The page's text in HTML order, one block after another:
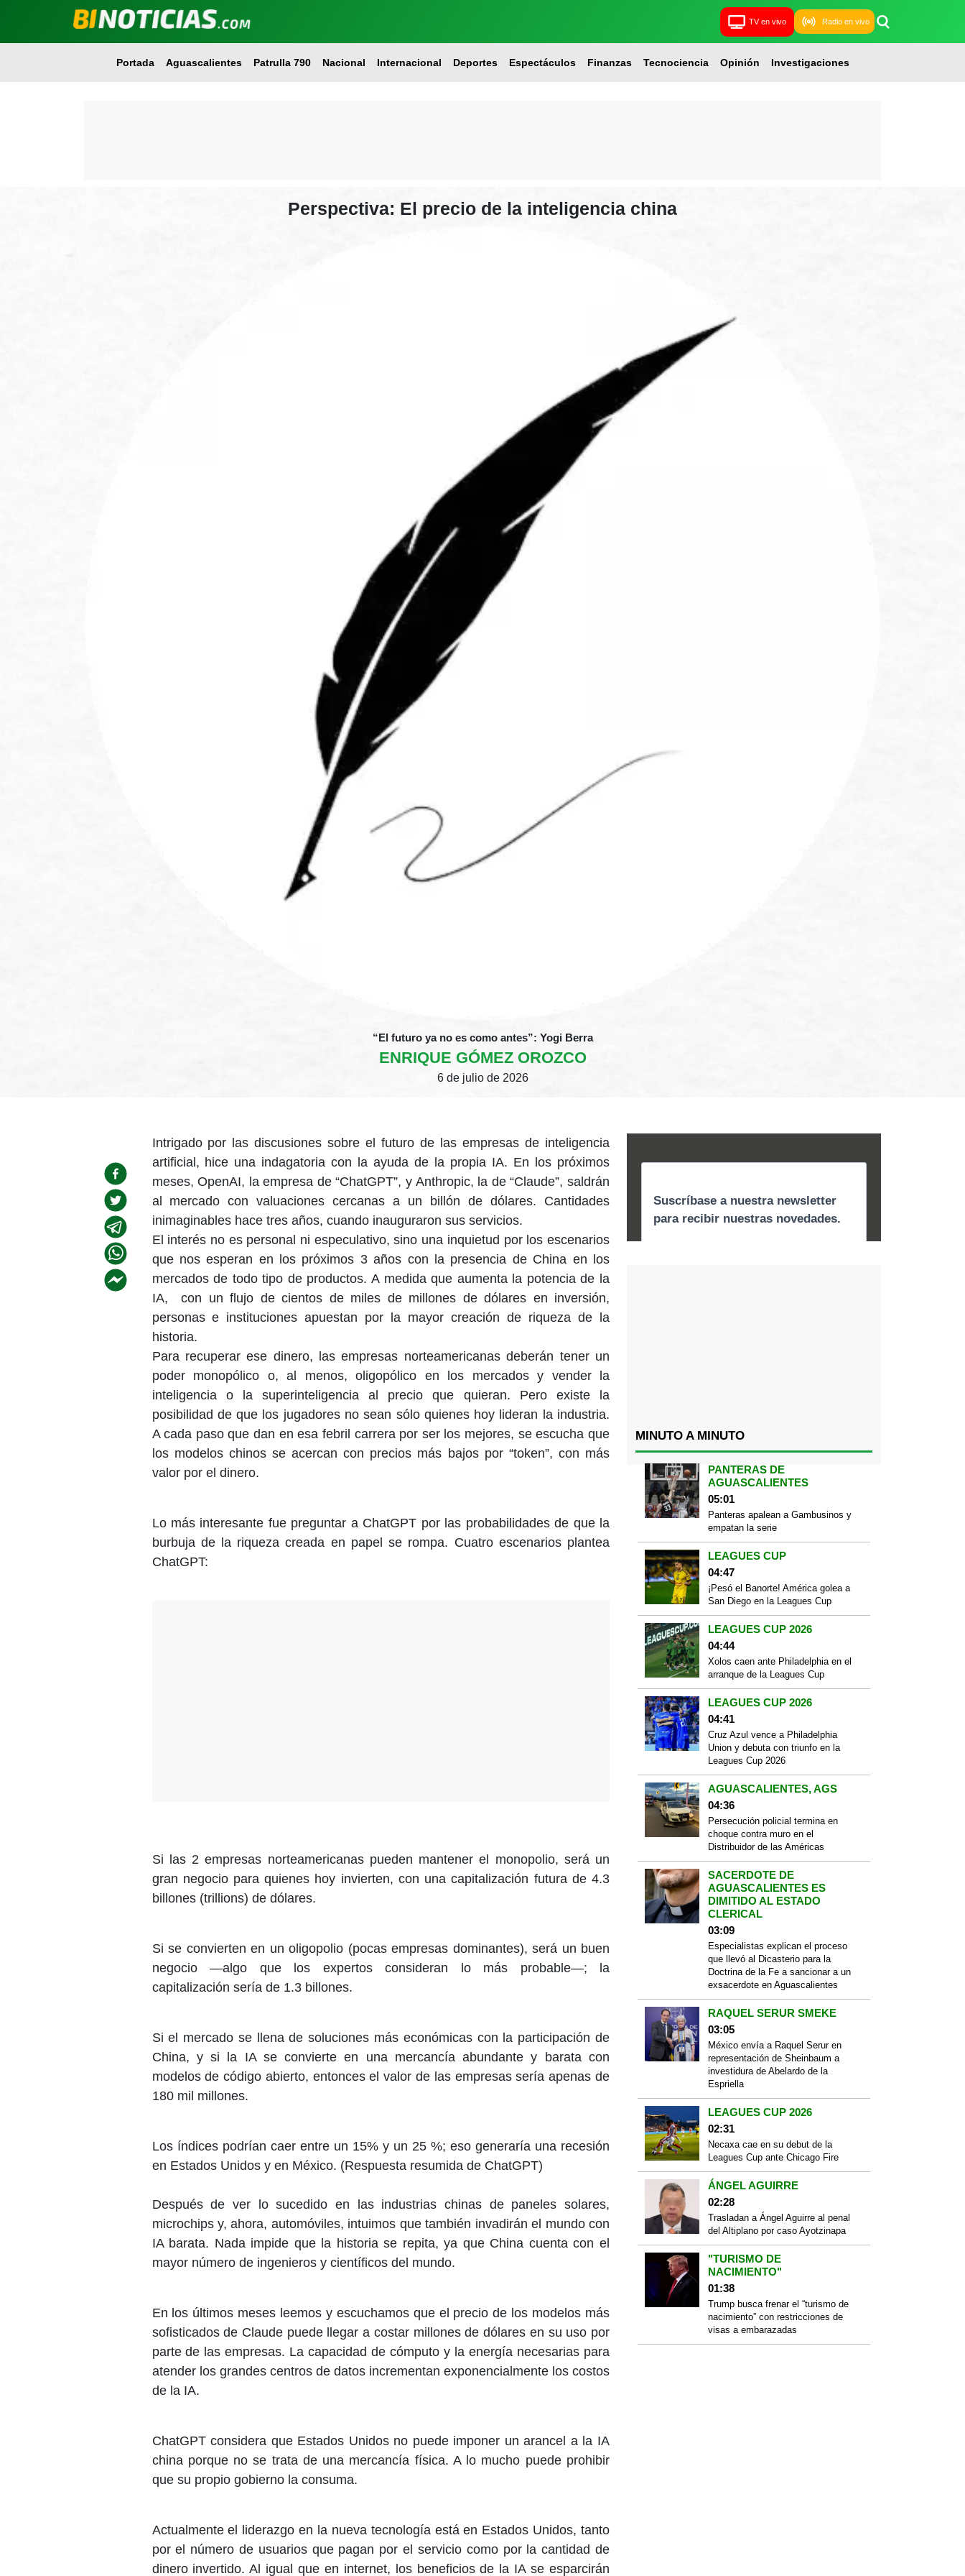
TV en vivo Radio en vivo
Portada Aguascalientes Patrulla 790 Nacional Internacional Deportes Espectáculos Finanzas Tecnociencia Opinión Investigaciones
Perspectiva: El precio de la inteligencia china
“El futuro ya no es como antes”: Yogi Berra
ENRIQUE GÓMEZ OROZCO
6 de julio de 2026
Intrigado por las discusiones sobre el futuro de las empresas de inteligencia
artificial, hice una indagatoria con la ayuda de la propia IA. En los próximos
meses, OpenAI, la empresa de “ChatGPT”, y Anthropic, la de “Claude”, saldrán
al mercado con valuaciones cercanas a un billón de dólares. Cantidades
inimaginables hace tres años, cuando inauguraron sus servicios.
El interés no es personal ni especulativo, sino una inquietud por los escenarios
que nos esperan en los próximos 3 años con la presencia de China en los
mercados de todo tipo de productos. A medida que aumenta la potencia de la
IA, con un flujo de cientos de miles de millones de dólares en inversión,
personas e instituciones apuestan por la mayor creación de riqueza de la
historia.
Para recuperar ese dinero, las empresas norteamericanas deberán tener un
poder monopólico o, al menos, oligopólico en los mercados y vender la
inteligencia o la superinteligencia al precio que quieran. Pero existe la
posibilidad de que los jugadores no sean sólo quienes hoy lideran la industria.
A cada paso que dan en esa febril carrera por ser los mejores, se escucha que
los modelos chinos se acercan con precios más bajos por “token”, con más
valor por el dinero.
Lo más interesante fue preguntar a ChatGPT por las probabilidades de que la
burbuja de la riqueza creada en papel se rompa. Cuatro escenarios plantea
ChatGPT:
Si las 2 empresas norteamericanas pueden mantener el monopolio, será un
gran negocio para quienes hoy invierten, con una capitalización futura de 4.3
billones (trillions) de dólares.
Si se convierten en un oligopolio (pocas empresas dominantes), será un buen
negocio —algo que los expertos consideran lo más probable—; la
capitalización sería de 1.3 billones.
Si el mercado se llena de soluciones más económicas con la participación de
China, y si la IA se convierte en una mercancía abundante y barata con
modelos de código abierto, entonces el valor de las empresas sería apenas de
180 mil millones.
Los índices podrían caer entre un 15% y un 25 %; eso generaría una recesión
en Estados Unidos y en México. (Respuesta resumida de ChatGPT)
Después de ver lo sucedido en las industrias chinas de paneles solares,
microchips y, ahora, automóviles, intuimos que también invadirán el mundo con
IA barata. Nada impide que la historia se repita, ya que China cuenta con el
mayor número de ingenieros y científicos del mundo.
En los últimos meses leemos y escuchamos que el precio de los modelos más
sofisticados de Claude puede llegar a costar millones de dólares en su uso por
parte de las empresas. La capacidad de cómputo y la energía necesarias para
atender los grandes centros de datos incrementan exponencialmente los costos
de la IA.
ChatGPT considera que Estados Unidos no puede imponer un arancel a la IA
china porque no se trata de una mercancía física. A lo mucho puede prohibir
que su propio gobierno la consuma.
Actualmente el liderazgo en la nueva tecnología está en Estados Unidos, tanto
por el número de usuarios que pagan por el servicio como por la cantidad de
dinero invertido. Al igual que en internet, los beneficios de la IA se esparcirán
MINUTO A MINUTO
PANTERAS DE
AGUASCALIENTES
05:01
Panteras apalean a Gambusinos y
empatan la serie
LEAGUES CUP
04:47
¡Pesó el Banorte! América golea a
San Diego en la Leagues Cup
LEAGUES CUP 2026
04:44
Xolos caen ante Philadelphia en el
arranque de la Leagues Cup
LEAGUES CUP 2026
04:41
Cruz Azul vence a Philadelphia
Union y debuta con triunfo en la
Leagues Cup 2026
AGUASCALIENTES, AGS
04:36
Persecución policial termina en
choque contra muro en el
Distribuidor de las Américas
SACERDOTE DE
AGUASCALIENTES ES
DIMITIDO AL ESTADO
CLERICAL
03:09
Especialistas explican el proceso
que llevó al Dicasterio para la
Doctrina de la Fe a sancionar a un
exsacerdote en Aguascalientes
RAQUEL SERUR SMEKE
03:05
México envía a Raquel Serur en
representación de Sheinbaum a
investidura de Abelardo de la
Espriella
LEAGUES CUP 2026
02:31
Necaxa cae en su debut de la
Leagues Cup ante Chicago Fire
ÁNGEL AGUIRRE
02:28
Trasladan a Ángel Aguirre al penal
del Altiplano por caso Ayotzinapa
"TURISMO DE
NACIMIENTO"
01:38
Trump busca frenar el “turismo de
nacimiento” con restricciones de
visas a embarazadas